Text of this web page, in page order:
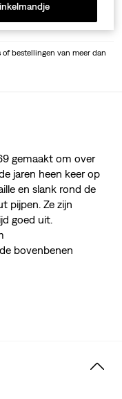
bestellingen van meer dan
gemaakt om over
jaren heen keer op
en slank rond de
pijpen. Ze zijn
goed uit.
bovenbenen